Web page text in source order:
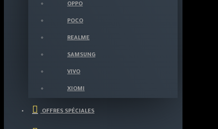
OPPO
POCO
REALME
SAMSUNG
VIVO
XIOMI
OFFRES SPÉCIALES